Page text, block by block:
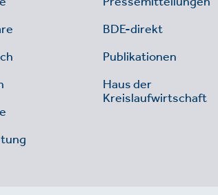
BDE-direkt
Publikationen
Haus der
Kreislaufwirtschaft